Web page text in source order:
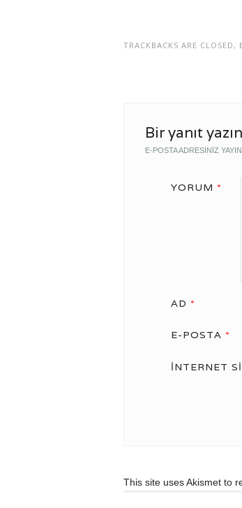
TRACKBACKS ARE CLOSED,
Bir yanıt yazın
E-POSTA ADRESINIZ
YORUM *
AD *
E-POSTA *
İNTERNET
This site uses Akismet to